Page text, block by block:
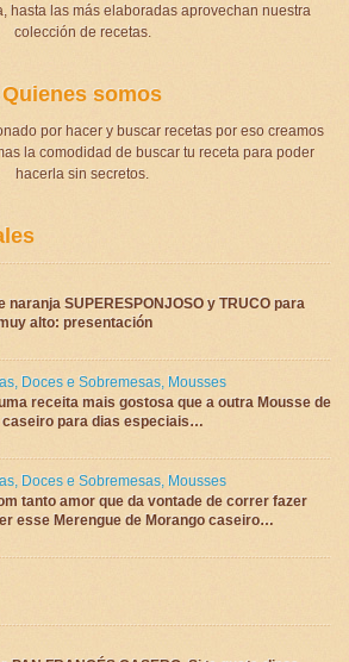
hasta las más elaboradas aprovechan nuestra
colección de recetas.
Quienes somos
por hacer y buscar recetas por eso creamos
la comodidad de buscar tu receta para poder
hacerla sin secretos.
naranja SUPERESPONJOSO y TRUCO para
alto: presentación
, Doces e Sobremesas, Mousses
receita mais gostosa que a outra Mousse de
caseiro para dias especiais…
, Doces e Sobremesas, Mousses
tanto amor que da vontade de correr fazer
esse Merengue de Morango caseiro…